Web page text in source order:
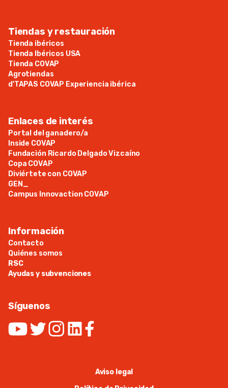
Tiendas y restauración
Tienda ibéricos
Tienda Ibéricos USA
Tienda COVAP
Agrotiendas
d'TAPAS COVAP Experiencia ibérica
Enlaces de interés
Portal del ganadero/a
Inside COVAP
Fundación Ricardo Delgado Vizcaíno
Copa COVAP
Diviértete con COVAP
GEN_
Campus Innovaction COVAP
Información
Contacto
Quiénes somos
RSC
Ayudas y subvenciones
Síguenos
Aviso legal